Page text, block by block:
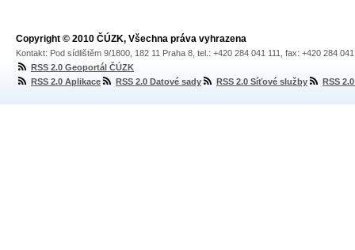
Copyright © 2010 ČÚZK, Všechna práva vyhrazena
Kontakt: Pod sídlištěm 9/1800, 182 11 Praha 8, tel.: +420 284 041 111, fax: +420 284
RSS 2.0 Geoportál ČÚZK
RSS 2.0 Aplikace
RSS 2.0 Datové sady RSS 2.0 Síťové služby RSS